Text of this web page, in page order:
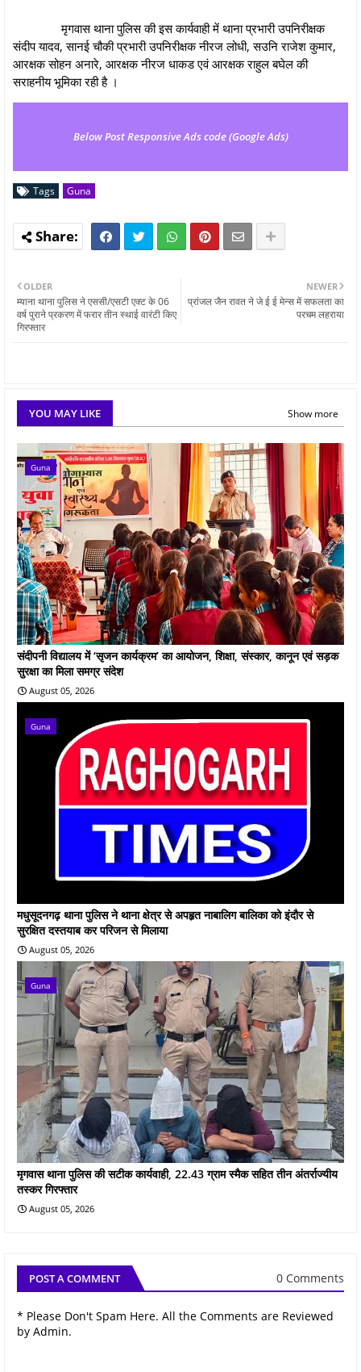
मृगवास थाना पुलिस की इस कार्यवाही में थाना प्रभारी उपनिरीक्षक
संदीप यादव, सानई चौकी प्रभारी उपनिरीक्षक नीरज लोधी, सउनि राजेश कुमार,
आरक्षक सोहन अनारे, आरक्षक नीरज धाकड एवं आरक्षक राहुल बघेल की
सराहनीय भूमिका रही है ।
Below Post Responsive Ads code (Google Ads)
Tags Guna
NEWER
प्रांजल जैन रावत ने जे ई ई मेन्स में सफलता का
परचम लहराया
OLDER
म्याना थाना पुलिस ने एससी/एसटी एक्ट के 06
वर्ष पुराने प्रकरण में फरार तीन स्थाई वारंटी किए
गिरफ्तार
YOU MAY LIKE Show more
Guna
संदीपनी विद्यालय में ‘सृजन कार्यक्रम’ का आयोजन, शिक्षा, संस्कार, कानून एवं सड़क
सुरक्षा का मिला समग्र संदेश
August 05, 2026
Guna
मधुसूदनगढ़ थाना पुलिस ने थाना क्षेत्र से अपहृत नाबालिग बालिका को इंदौर से
सुरक्षित दस्तयाब कर परिजन से मिलाया
August 05, 2026
Guna
मृगवास थाना पुलिस की सटीक कार्यवाही, 22.43 ग्राम स्मैक सहित तीन अंतर्राज्यीय
तस्कर गिरफ्तार
August 05, 2026
POST A COMMENT 0 Comments
* Please Don't Spam Here. All the Comments are Reviewed
by Admin.